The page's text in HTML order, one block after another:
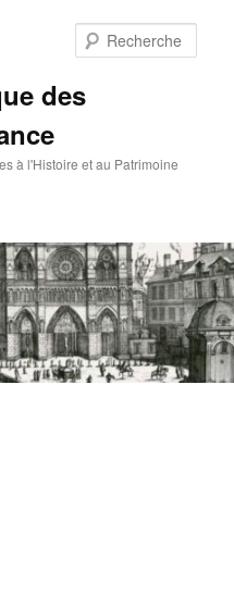
des
à l'Histoire et au Patrimoine